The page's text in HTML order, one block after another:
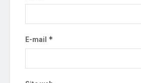
E-mail *